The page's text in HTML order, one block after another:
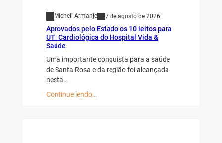
Micheli Armanje 7 de agosto de 2026
Aprovados pelo Estado os 10 leitos para
UTI Cardiológica do Hospital Vida &
Saúde
Uma importante conquista para a saúde
de Santa Rosa e da região foi alcançada
nesta…
Continue lendo…